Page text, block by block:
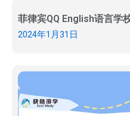
菲律宾QQ English语言学
2024年1月31日